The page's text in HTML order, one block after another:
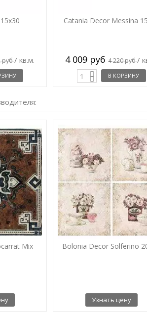
руб/ кв.м.
Catania Decor Messina
4 009 руб 4 220 руб/
В КОРЗИНУ
Mix
Bolonia Decor Solferino
Узнать цену